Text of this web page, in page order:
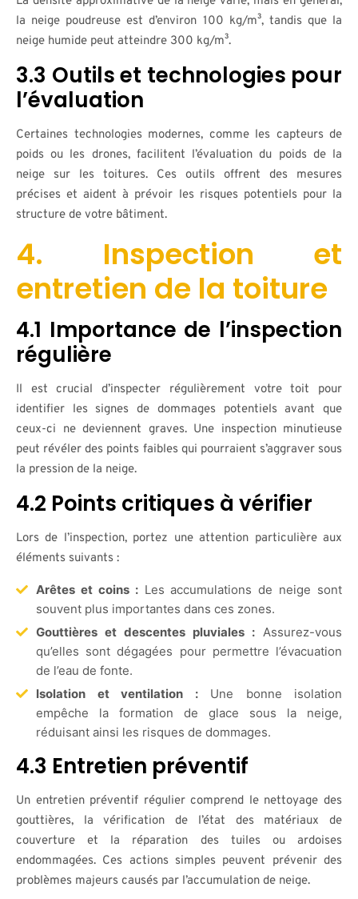
la neige poudreuse est d’environ 100 kg/m³, tandis que la
neige humide peut atteindre 300 kg/m³.
3.3 Outils et technologies pour
l’évaluation
Certaines technologies modernes, comme les capteurs de
poids ou les drones, facilitent l’évaluation du poids de la
neige sur les toitures. Ces outils offrent des mesures
précises et aident à prévoir les risques potentiels pour la
structure de votre bâtiment.
4. Inspection et
entretien de la toiture
4.1 Importance de l’inspection
régulière
Il est crucial d’inspecter régulièrement votre toit pour
identifier les signes de dommages potentiels avant que
ceux-ci ne deviennent graves. Une inspection minutieuse
peut révéler des points faibles qui pourraient s’aggraver sous
la pression de la neige.
4.2 Points critiques à vérifier
Lors de l’inspection, portez une attention particulière aux
éléments suivants :
Arêtes et coins :Les accumulations de neige sont
souvent plus importantes dans ces zones.
Gouttières et descentes pluviales : Assurez-vous
qu’elles sont dégagées pour permettre l’évacuation
de l’eau de fonte.
Isolation et ventilation :Une bonne isolation
empêche la formation de glace sous la neige,
réduisant ainsi les risques de dommages.
4.3 Entretien préventif
Un entretien préventif régulier comprend le nettoyage des
gouttières, la vérification de l’état des matériaux de
couverture et la réparation des tuiles ou ardoises
endommagées. Ces actions simples peuvent prévenir des
problèmes majeurs causés par l’accumulation de neige.